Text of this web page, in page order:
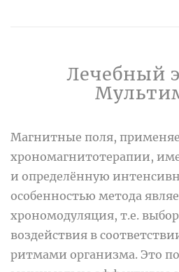
Лечебный
Магнитные поля,
хрономагнитотерапии,
и определённую
особенностью метода
хрономодуляция, т.е.
воздействия в
ритмами организма. Это